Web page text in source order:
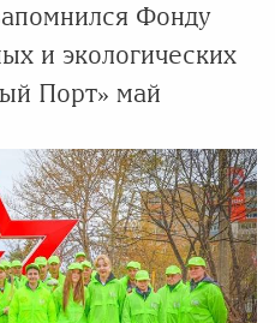
Фонду
и экологических
Порт» май